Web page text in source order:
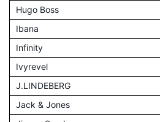
Hugo Boss
Ibana
Infinity
Ivyrevel
J.LINDEBERG
Jack & Jones